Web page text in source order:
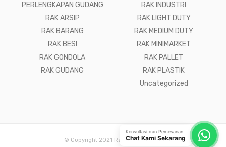
PERLENGKAPAN GUDANG
RAK ARSIP
RAK BARANG
RAK BESI
RAK GONDOLA
RAK GUDANG
RAK INDUSTRI
RAK LIGHT DUTY
RAK MEDIUM DUTY
RAK MINIMARKET
RAK PALLET
RAK PLASTIK
Uncategorized
© Copyright 2021 Raja Rak Gudang
Konsultasi dan Pemesanan
Chat Kami Sekarang